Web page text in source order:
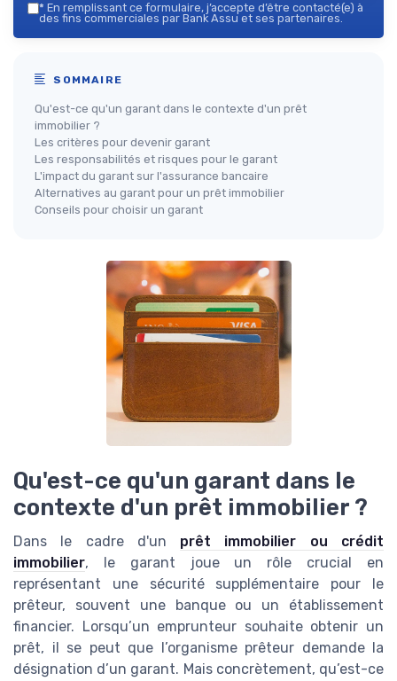
* En remplissant ce formulaire, j’accepte d’être contacté(e) à
des fins commerciales par Bank Assu et ses partenaires.
SOMMAIRE
Qu'est-ce qu'un garant dans le contexte d'un prêt
immobilier ?
Les critères pour devenir garant
Les responsabilités et risques pour le garant
L'impact du garant sur l'assurance bancaire
Alternatives au garant pour un prêt immobilier
Conseils pour choisir un garant
Qu'est-ce qu'un garant dans le
contexte d'un prêt immobilier ?
Dans le cadre d'un prêt immobilier ou crédit
immobilier, le garant joue un rôle crucial en
représentant une sécurité supplémentaire pour le
prêteur, souvent une banque ou un établissement
financier. Lorsqu’un emprunteur souhaite obtenir un
prêt, il se peut que l’organisme prêteur demande la
désignation d’un garant. Mais concrètement, qu’est-ce